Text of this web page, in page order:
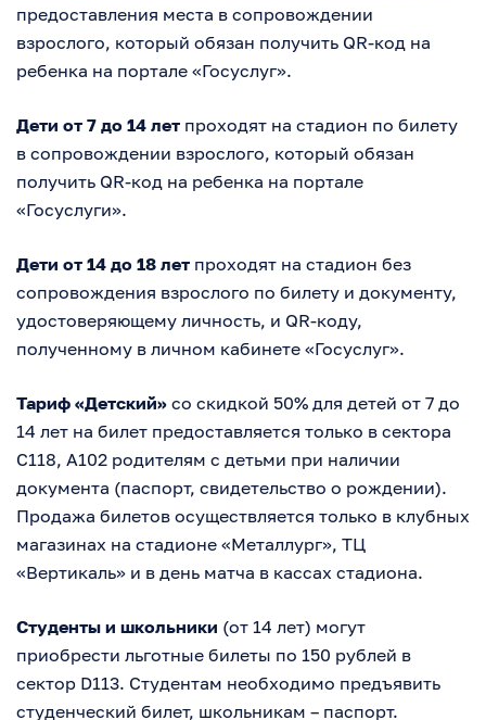
предоставления места в сопровождении
взрослого, который обязан получить QR-код на
ребенка на портале «Госуслуг».
Дети от 7 до 14 лет проходят на стадион по билету
в сопровождении взрослого, который обязан
получить QR-код на ребенка на портале
«Госуслуги».
Дети от 14 до 18 лет проходят на стадион без
сопровождения взрослого по билету и документу,
удостоверяющему личность, и QR-коду,
полученному в личном кабинете «Госуслуг».
Тариф «Детский» со скидкой 50% для детей от 7 до
14 лет на билет предоставляется только в сектора
С118, А102 родителям с детьми при наличии
документа (паспорт, свидетельство о рождении).
Продажа билетов осуществляется только в клубных
магазинах на стадионе «Металлург», ТЦ
«Вертикаль» и в день матча в кассах стадиона.
Студенты и школьники (от 14 лет) могут
приобрести льготные билеты по 150 рублей в
сектор D113. Студентам необходимо предъявить
студенческий билет, школьникам – паспорт.